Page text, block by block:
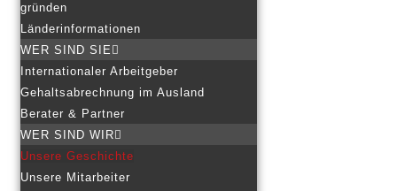
gründen
Länderinformationen
WER SIND SIE
Internationaler Arbeitgeber
Gehaltsabrechnung im Ausland
Berater & Partner
WER SIND WIR
Unsere Geschichte
Unsere Mitarbeiter